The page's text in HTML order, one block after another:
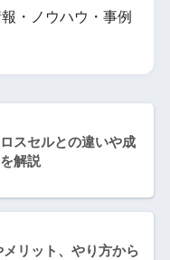
・ノウハウ・事例
スセルとの違いや成
解説
リット、やり方から